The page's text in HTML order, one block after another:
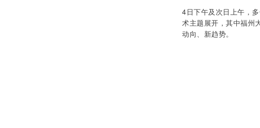
4日下午及次日上午，
术主题展开，其中福州
动向、新趋势。